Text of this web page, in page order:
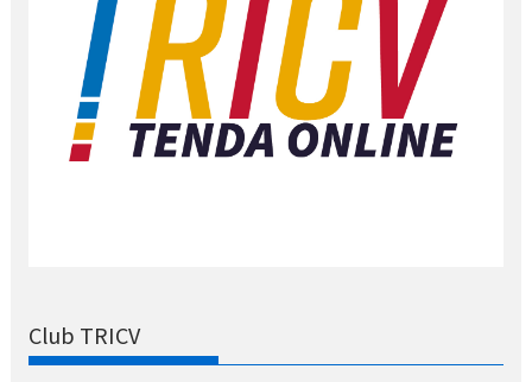
Club TRICV